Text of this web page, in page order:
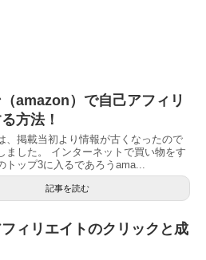
amazon）で自己アフィリ
方法！
、掲載当初より情報が古くなったので
ました。 インターネットで買い物をす
トップ3に入るであろうama...
記事を読む
ィリエイトのクリックと成